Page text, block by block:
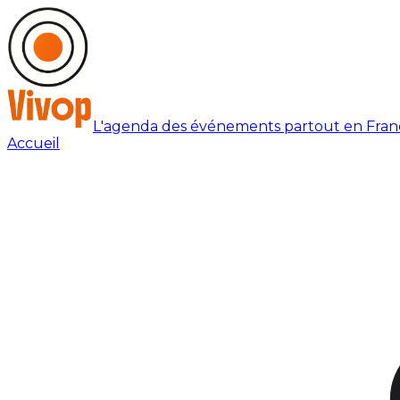
L'agenda des événements partout en
Accueil